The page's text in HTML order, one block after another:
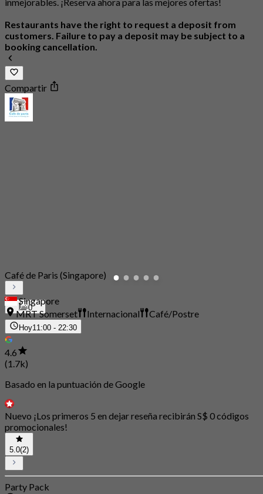
inmejorables. ¡Reserva ahora para las mejores ofertas!
Restaurants have the right to request a deposit from
customers. Failure to pay a deposit may be subject to a
booking cancellation.
Compartir
0
Café de Paris (Singapore)
Singapore
MRT Somerset
Internacional Café/Postre
Hoy11:00 - 22:30
4.6
(1.7k)
Basado en la puntuación de Google
Nuevo ¡Los primeros 5 en dejar reseña recibirán S$ 0 códigos
promocionales!
5.0(2)
Party Pack